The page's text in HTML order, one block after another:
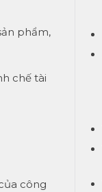
phẩm,
chế tài
công